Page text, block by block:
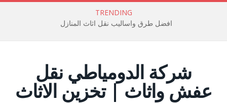
TRENDING
افضل طرق واساليب نقل اثاث المنازل
شركة الدومياطي نقل
عفش واثاث | تخزين الاثاث